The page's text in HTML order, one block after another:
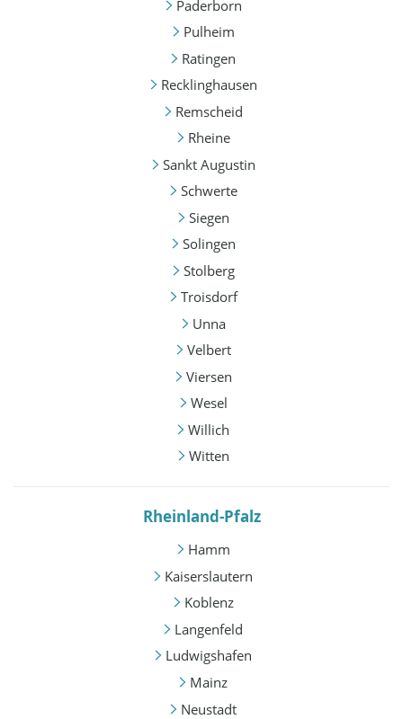
Paderborn
Pulheim
Ratingen
Recklinghausen
Remscheid
Rheine
Sankt Augustin
Schwerte
Siegen
Solingen
Stolberg
Troisdorf
Unna
Velbert
Viersen
Wesel
Willich
Witten
Rheinland-Pfalz
Hamm
Kaiserslautern
Koblenz
Langenfeld
Ludwigshafen
Mainz
Neustadt